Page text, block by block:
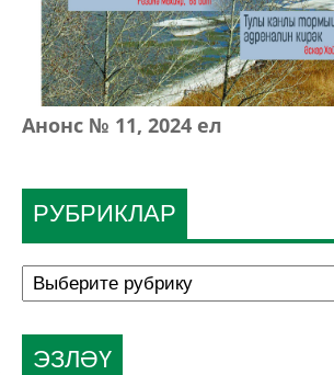
РУБРИКЛАР
Анонс № 11, 2024 ел
ЭЗЛӘҮ